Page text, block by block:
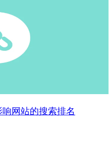
网站的搜索排名